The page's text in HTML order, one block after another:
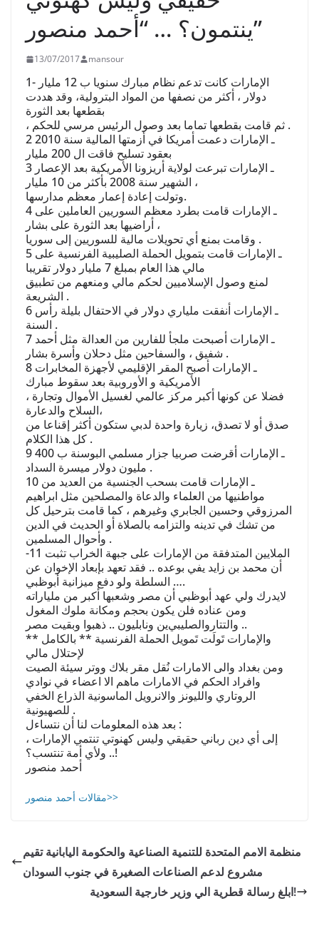
ﻳﻨﺘﻤﻮﻥ؟ … “ﺃﺣﻤﺪ ﻣﻨﺼﻮﺭ”
13/07/2017 mansour
1- ﺍﻹﻣﺎﺭﺍﺕ ﻛﺎﻧﺖ ﺗﺪﻋﻢ ﻧﻈﺎﻡ ﻣﺒﺎﺭﻙ ﺳﻨﻮﻳﺎ ﺏ 12 ﻣﻠﻴﺎﺭ
ﺩﻭﻻﺭ ، ﺃﻛﺜﺮ ﻣﻦ ﻧﺼﻔﻬﺎ ﻣﻦ ﺍﻟﻤﻮﺍﺩ ﺍﻟﺒﺘﺮﻭﻟﻴﺔ، ﻭﻗﺪ ﻫﺪﺩﺕ
ﺑﻘﻄﻌﻬﺎ ﺑﻌﺪ ﺍﻟﺜﻮﺭﺓ
، ﺛﻢ ﻗﺎﻣﺖ ﺑﻘﻄﻌﻬﺎ ﺗﻤﺎﻣﺎ ﺑﻌﺪ ﻭﺻﻮﻝ ﺍﻟﺮﺋﻴﺲ ﻣﺮﺳﻲ ﻟﻠﺤﻜﻢ .
2 ـ ﺍﻹﻣﺎﺭﺍﺕ ﺩﻋﻤﺖ ﺃﻣﺮﻳﻜﺎ ﻓﻲ ﺃﺯﻣﺘﻬﺎ ﺍﻟﻤﺎﻟﻴﺔ ﺳﻨﺔ 2010
ﺑﻌﻘﻮﺩ ﺗﺴﻠﻴﺢ ﻓﺎﻗﺖ ﺍﻝ 200 ﻣﻠﻴﺎﺭ
3 ـ ﺍﻹﻣﺎﺭﺍﺕ ﺗﺒﺮﻋﺖ ﻟﻮﻻﻳﺔ ﺃﺭﻳﺰﻭﻧﺎ ﺍﻷﻣﺮﻳﻜﻴﺔ ﺑﻌﺪ ﺍﻹﻋﺼﺎﺭ
ﺍﻟﺸﻬﻴﺮ ﺳﻨﺔ 2008 ﺑﺄﻛﺜﺮ ﻣﻦ 10 ﻣﻠﻴﺎﺭ ،
ﻭﺗﻮﻟﺖ ﺇﻋﺎﺩﺓ ﺇﻋﻤﺎﺭ ﻣﻌﻈﻢ ﻣﺪﺍﺭﺳﻬﺎ.
4 ـ ﺍﻹﻣﺎﺭﺍﺕ ﻗﺎﻣﺖ ﺑﻄﺮﺩ ﻣﻌﻈﻢ ﺍﻟﺴﻮﺭﻳﻴﻦ ﺍﻟﻌﺎﻣﻠﻴﻦ ﻋﻠﻰ
ﺃﺭﺍﺿﻴﻬﺎ ﺑﻌﺪ ﺍﻟﺜﻮﺭﺓ ﻋﻠﻰ ﺑﺸﺎﺭ ،
ﻭﻗﺎﻣﺖ ﺑﻤﻨﻊ ﺃﻱ ﺗﺤﻮﻳﻼﺕ ﻣﺎﻟﻴﺔ ﻟﻠﺴﻮﺭﻳﻴﻦ ﺇﻟﻰ ﺳﻮﺭﻳﺎ .
5 ـ ﺍﻹﻣﺎﺭﺍﺕ ﻗﺎﻣﺖ ﺑﺘﻤﻮﻳﻞ ﺍﻟﺤﻤﻠﺔ ﺍﻟﺼﻠﻴﺒﻴﺔ ﺍﻟﻔﺮﻧﺴﻴﺔ ﻋﻠﻰ
ﻣﺎﻟﻲ ﻫﺬﺍ ﺍﻟﻌﺎﻡ ﺑﻤﺒﻠﻎ 7 ﻣﻠﻴﺎﺭ ﺩﻭﻻﺭ ﺗﻘﺮﻳﺒﺎ
ﻟﻤﻨﻊ ﻭﺻﻮﻝ ﺍﻹﺳﻼﻣﻴﻴﻦ ﻟﺤﻜﻢ ﻣﺎﻟﻲ ﻭﻣﻨﻌﻬﻢ ﻣﻦ ﺗﻄﺒﻴﻖ
ﺍﻟﺸﺮﻳﻌﺔ .
6 ـ ﺍﻹﻣﺎﺭﺍﺕ ﺃﻧﻔﻘﺖ ﻣﻠﻴﺎﺭﻱ ﺩﻭﻻﺭ ﻓﻲ ﺍﻻﺣﺘﻔﺎﻝ ﺑﻠﻴﻠﺔ ﺭﺃﺱ
ﺍﻟﺴﻨﺔ .
7 ـ ﺍﻹﻣﺎﺭﺍﺕ ﺃﺻﺒﺤﺖ ﻣﻠﺠﺄ ﻟﻠﻔﺎﺭﻳﻦ ﻣﻦ ﺍﻟﻌﺪﺍﻟﺔ ﻣﺜﻞ ﺃﺣﻤﺪ
ﺷﻔﻴﻖ ، ﻭﺍﻟﺴﻔﺎﺣﻴﻦ ﻣﺜﻞ ﺩﺣﻼﻥ ﻭﺃﺳﺮﺓ ﺑﺸﺎﺭ .
8 ـ ﺍﻹﻣﺎﺭﺍﺕ ﺃﺻﺒﺢ ﺍﻟﻤﻘﺮ ﺍﻹﻗﻠﻴﻤﻲ ﻷﺟﻬﺰﺓ ﺍﻟﻤﺨﺎﺑﺮﺍﺕ
ﺍﻷﻣﺮﻳﻜﻴﺔ ﻭ ﺍﻷﻭﺭﻭﺑﻴﺔ ﺑﻌﺪ ﺳﻘﻮﻁ ﻣﺒﺎﺭﻙ
، ﻓﻀﻼ ﻋﻦ ﻛﻮﻧﻬﺎ ﺃﻛﺒﺮ ﻣﺮﻛﺰ ﻋﺎﻟﻤﻲ ﻟﻐﺴﻴﻞ ﺍﻷﻣﻮﺍﻝ ﻭﺗﺠﺎﺭﺓ
ﺍﻟﺴﻼﺡ ﻭﺍﻟﺪﻋﺎﺭﺓ،
ﺻﺪﻕ ﺃﻭ ﻻ ﺗﺼﺪﻕ، ﺯﻳﺎﺭﺓ ﻭﺍﺣﺪﺓ ﻟﺪﺑﻲ ﺳﺘﻜﻮﻥ ﺃﻛﺜﺮ ﺇﻗﻨﺎﻋﺎ ﻣﻦ
ﻛﻞ ﻫﺬﺍ ﺍﻟﻜﻼﻡ .
9 ـ ﺍﻹﻣﺎﺭﺍﺕ ﺃﻗﺮﺿﺖ ﺻﺮﺑﻴﺎ ﺟﺰﺍﺭ ﻣﺴﻠﻤﻲ ﺍﻟﺒﻮﺳﻨﺔ ﺏ 400
ﻣﻠﻴﻮﻥ ﺩﻭﻻﺭ ﻣﻴﺴﺮﺓ ﺍﻟﺴﺪﺍﺩ .
10 ـ ﺍﻹﻣﺎﺭﺍﺕ ﻗﺎﻣﺖ ﺑﺴﺤﺐ ﺍﻟﺠﻨﺴﻴﺔ ﻣﻦ ﺍﻟﻌﺪﻳﺪ ﻣﻦ
ﻣﻮﺍﻃﻨﻴﻬﺎ ﻣﻦ ﺍﻟﻌﻠﻤﺎﺀ ﻭﺍﻟﺪﻋﺎﺓ ﻭﺍﻟﻤﺼﻠﺤﻴﻦ ﻣﺜﻞ ﺍﺑﺮﺍﻫﻴﻢ
ﺍﻟﻤﺮﺯﻭﻗﻲ ﻭﺣﺴﻴﻦ ﺍﻟﺠﺎﺑﺮﻱ ﻭﻏﻴﺮﻫﻢ ، ﻛﻤﺎ ﻗﺎﻣﺖ ﺑﺘﺮﺣﻴﻞ ﻛﻞ
ﻣﻦ ﺗﺸﻚ ﻓﻲ ﺗﺪﻳﻨﻪ ﻭﺍﻟﺘﺰﺍﻣﻪ ﺑﺎﻟﺼﻼﺓ ﺃﻭ ﺍﻟﺤﺪﻳﺚ ﻓﻲ ﺍﻟﺪﻳﻦ
ﻭﺃﺣﻮﺍﻝ ﺍﻟﻤﺴﻠﻤﻴﻦ .
-11 ﺍﻟﻤﻼﻳﻴﻦ ﺍﻟﻤﺘﺪﻓﻘﺔ ﻣﻦ ﺍﻹﻣﺎﺭﺍﺕ ﻋﻠﻰ ﺟﺒﻬﺔ ﺍﻟﺨﺮﺍﺏ ﺗﺜﺒﺖ
ﺃﻥ ﻣﺤﻤﺪ ﺑﻦ ﺯﺍﻳﺪ ﻳﻔﻲ ﺑﻮﻋﺪﻩ .. ﻓﻘﺪ ﺗﻌﻬﺪ ﺑﺈﺑﻌﺎﺩ ﺍﻹﺧﻮﺍﻥ ﻋﻦ
ﺍﻟﺴﻠﻄﺔ ﻭﻟﻮ ﺩﻓﻊ ﻣﻴﺰﺍﻧﻴﺔ ﺃﺑﻮﻇﺒﻲ ….
ﻻﻳﺪﺭﻙ ﻭﻟﻲ ﻋﻬﺪ ﺃﺑﻮﻇﺒﻲ ﺃﻥ ﻣﺼﺮ ﻭﺷﻌﺒﻬﺎ ﺃﻛﺒﺮ ﻣﻦ ﻣﻠﻴﺎﺭﺍﺗﻪ
ﻭﻣﻦ ﻋﻨﺎﺩﻩ ﻓﻠﻦ ﻳﻜﻮﻥ ﺑﺤﺠﻢ ﻭﻣﻜﺎﻧﺔ ﻣﻠﻮﻙ ﺍﻟﻤﻐﻮﻝ
ﻭﺍﻟﺘﺘﺎﺭﻭﺍﻟﺼﻠﻴﺒﻲﻳﻦ ﻭﻧﺎﺑﻠﻴﻮﻥ .. ﺫﻫﺒﻮﺍ ﻭﺑﻘﻴﺖ ﻣﺼﺮ ..
ﻭﺍﻹﻣﺎﺭﺍﺕ ﺗَﻮﻟَﺖ ﺗَﻤﻮﻳﻞ ﺍﻟﺤﻤﻠﺔ ﺍﻟﻔﺮﻧﺴﻴﺔ ** ﺑﺎﻟﻜﺎﻣﻞ **
ﻹﺣﺘﻼﻝ ﻣﺎﻟﻲ
ﻭﻣﻦ ﺑﻐﺪﺍﺩ ﻭﺍﻟﻰ ﺍﻻﻣﺎﺭﺍﺕ ﻧُﻘﻞ ﻣﻘﺮ ﺑﻼﻙ ﻭﻭﺗﺮ ﺳﻴﺌﺔ ﺍﻟﺼﻴﺖ
ﻭﺍﻓﺮﺍﺩ ﺍﻟﺤﻜﻢ ﻓﻲ ﺍﻻﻣﺎﺭﺍﺕ ﻣﺎﻫﻢ ﺍﻻ ﺍﻋﻀﺎﺀ ﻓﻲ ﻧﻮﺍﺩﻱ
ﺍﻟﺮﻭﺗﺎﺭﻱ ﻭﺍﻟﻠﻴﻮﻧﺰ ﻭﺍﻻﻧﺮﻭﻳﻞ ﺍﻟﻤﺎﺳﻮﻧﻴﺔ ﺍﻟﺬﺭﺍﻉ ﺍﻟﺨﻔﻲ
ﻟﻠﺼﻬﻴﻮﻧﻴﺔ .
ﺑﻌﺪ ﻫﺬﻩ ﺍﻟﻤﻌﻠﻮﻣﺎﺕ ﻟﻨﺎ ﺃﻥ ﻧﺘﺴﺎﺀﻝ :
ﺇﻟﻰ ﺃﻱ ﺩﻳﻦ ﺭﺑﺎﻧﻲ ﺣﻘﻴﻘﻲ ﻭﻟﻴﺲ ﻛﻬﻨﻮﺗﻲ ﺗﻨﺘﻤﻲ ﺍﻹﻣﺎﺭﺍﺕ ،
ﻭﻷﻱ ﺃﻣﺔ ﺗﻨﺘﺴﺐ؟ ..!
ﺃﺣﻤﺪ ﻣﻨﺼﻮﺭ
مقالات أحمد منصور>>
منظمة الامم المتحدة للتنمية الصناعية والحكومة اليابانية تقيم
مشروع لدعم الصناعات الصغيرة في جنوب السودان
ابلغ رسالة قطرية الي وزير خارجية السعودية!